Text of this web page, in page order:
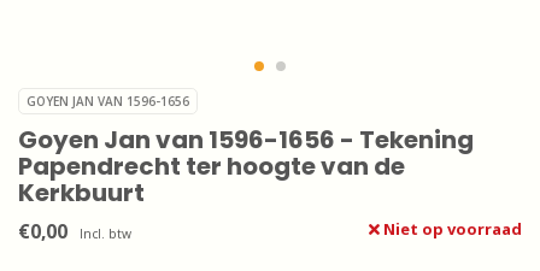
GOYEN JAN VAN 1596-1656
Goyen Jan van 1596-1656 - Tekening
Papendrecht ter hoogte van de
Kerkbuurt
€0,00 Incl. btw Niet op voorraad